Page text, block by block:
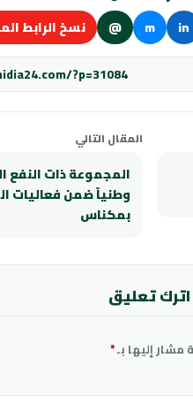
in
m
@ نسخ الرابط
المقال التالي
المجموعة ذات النفع
وطنياً ضمن فعاليات
بمكناس
اترك تعليق
مشار إليها بـ*